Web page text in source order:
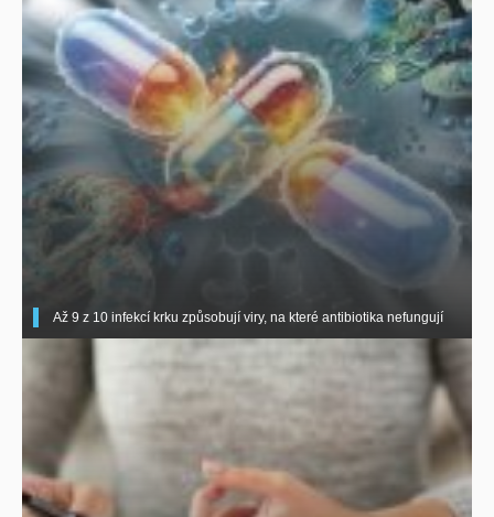
Až 9 z 10 infekcí krku způsobují viry, na které antibiotika nefungují